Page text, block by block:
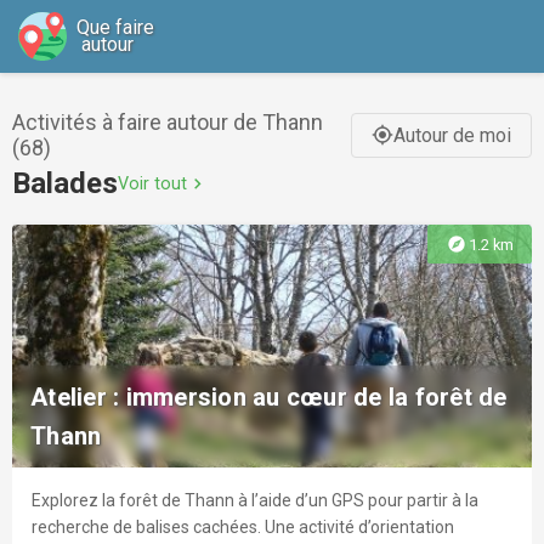
Que faire
autour
Activités à faire autour de Thann
(68)
gps_fixedAutour de moi
BaladesVoir tout chevron_right
explore 1.2 km
Atelier : immersion au cœur de la forêt de
Thann
Explorez la forêt de Thann à l’aide d’un GPS pour partir à la
recherche de balises cachées. Une activité d’orientation